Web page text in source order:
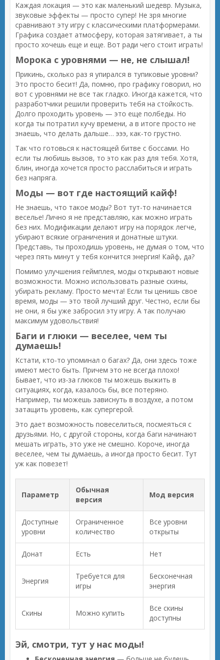
Каждая локация — это как маленький шедевр. Музыка,
звуковые эффекты — просто супер! Не зря многие
сравнивают эту игру с классическими платформерами.
Графика создает атмосферу, которая затягивает, а ты
просто хочешь еще и еще. Вот ради чего стоит играть!
Морока с уровнями — не, не слышал!
Прикинь, сколько раз я упирался в тупиковые уровни?
Это просто бесит! Да, помню, про графику говорил, но
вот с уровнями не все так гладко. Иногда кажется, что
разработчики решили проверить тебя на стойкость.
Долго проходить уровень — это еще полбеды. Но
когда ты потратил кучу времени, а в итоге просто не
знаешь, что делать дальше… эээ, как-то грустно.
Так что готовься к настоящей битве с боссами. Но
если ты любишь вызов, то это как раз для тебя. Хотя,
блин, иногда хочется просто расслабиться и играть
без напряга.
Моды — вот где настоящий кайф!
Не знаешь, что такое моды? Вот тут-то начинается
веселье! Лично я не представляю, как можно играть
без них. Модификации делают игру на порядок легче,
убирают всякие ограничения и донатные штуки.
Представь, ты проходишь уровень, не думая о том, что
через пять минут у тебя кончится энергия! Кайф, да?
Помимо улучшения геймплея, моды открывают новые
возможности. Можно использовать разные скины,
убирать рекламу. Просто мечта! Если ты ценишь свое
время, моды — это твой лучший друг. Честно, если бы
не они, я бы уже забросил эту игру. А так получаю
максимум удовольствия!
Баги и глюки — веселее, чем ты
думаешь!
Кстати, кто-то упоминал о багах? Да, они здесь тоже
имеют место быть. Причем это не всегда плохо!
Бывает, что из-за глюков ты можешь выжить в
ситуациях, когда, казалось бы, все потеряно.
Например, ты можешь зависнуть в воздухе, а потом
затащить уровень, как супергерой.
Это дает возможность повеселиться, посмеяться с
друзьями. Но, с другой стороны, когда баги начинают
мешать играть, это уже не смешно. Короче, иногда
веселее, чем ты думаешь, а иногда просто бесит. Тут
уж как повезет!
Параметр
Обычная
версия
Мод версия
Доступные
уровни
Ограниченное
количество
Все уровни
открыты
Донат Есть Нет
Энергия
Требуется для
игры
Бесконечная
энергия
Скины Можно купить
Все скины
доступны
Эй, смотри, тут у нас моды!